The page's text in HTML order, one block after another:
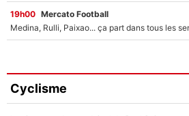
19h00 Mercato Football
Cyclisme